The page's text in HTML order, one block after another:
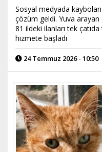
Sosyal medyada
çözüm geldi. Yuva arayan
81 ildeki ilanları tek
hizmete başladı
24 Temmuz 2026 - 10:50